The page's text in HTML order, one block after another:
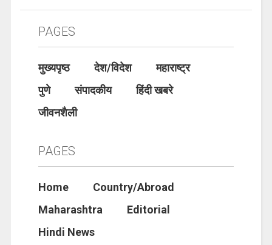
PAGES
मुख्यपृष्ठ देश/विदेश
महाराष्ट्र
पुणे
संपादकीय
हिंदी खबरे
जीवनशैली
PAGES
Home
Country/Abroad
Maharashtra
Editorial
Hindi News